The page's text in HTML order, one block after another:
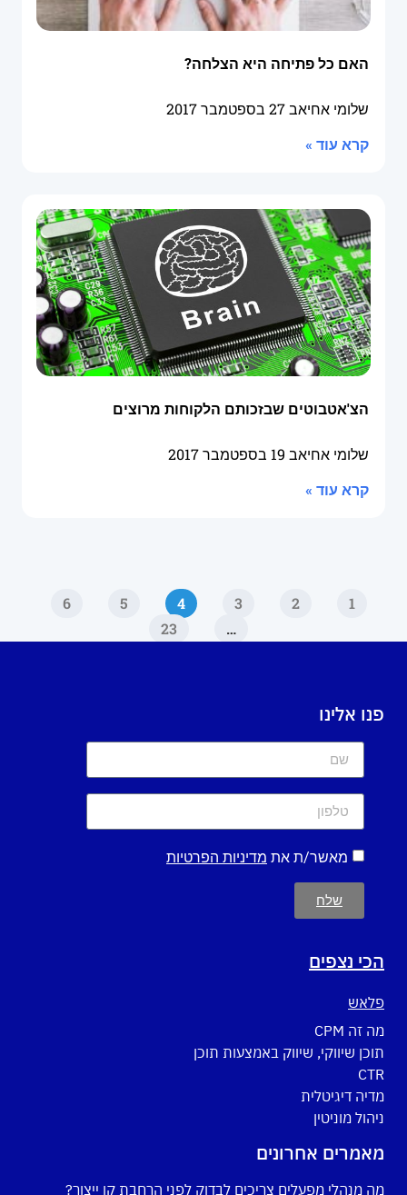
האם כל פתיחה היא הצלחה?
שלומי אחיאב27 בספטמבר 2017
קרא עוד »
הצ'אטבוטים שבזכותם הלקוחות מרוצים
שלומי אחיאב 19 בספטמבר 2017
קרא עוד »
1
2
3
4
5
6
…
23
פנו אלינו
מאשר/ת את מדיניות הפרטיות
שלח
הכי נצפים
פלאש
מה זה CPM
תוכן שיווקי, שיווק באמצעות תוכן
CTR
מדיה דיגיטלית
ניהול מוניטין
מאמרים אחרונים
מה מנהלי מפעלים צריכים לבדוק לפני הרחבת קו ייצור?